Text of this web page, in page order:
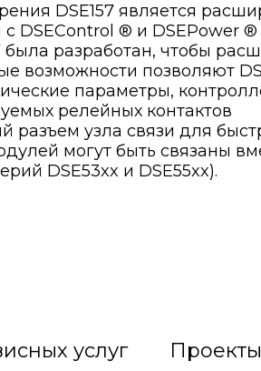
DSE157 является
DSEControl ® и DSEPower ®
была разработан, чтобы
возможности позволяют
параметры,
релейных контактов
разъем узла связи для
могут быть связаны
DSE53xx и DSE55xx).
услуг Проекты